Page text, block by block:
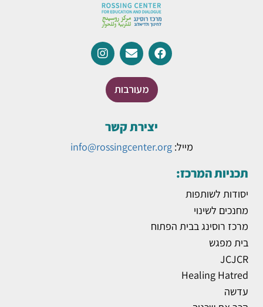
מעורבות
יצירת קשר
מייל:info@rossingcenter.org
תכניות המרכז:
יסודות לשותפות
מחנכים לשינוי
מרכז רוסינג בבית הפתוח
בית מפגש
JCJCR
Healing Hatred
עדשה